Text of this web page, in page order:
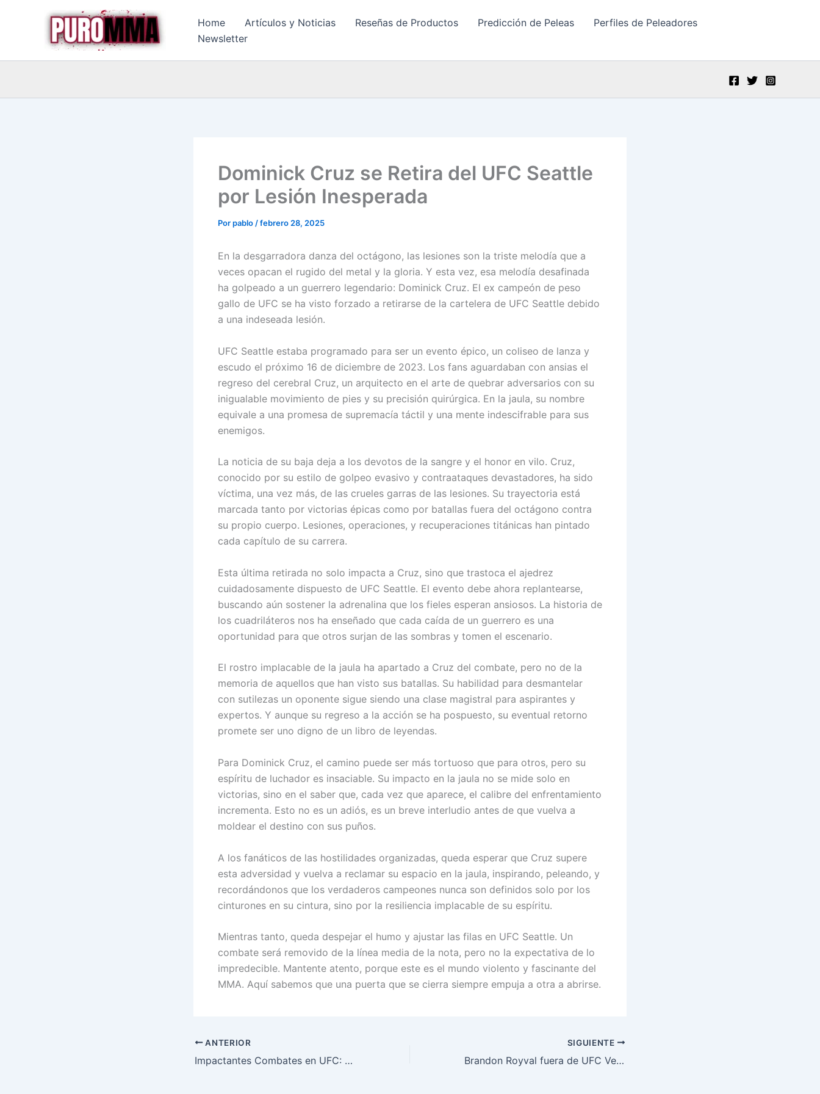
Home Artículos y Noticias Reseñas de Productos Predicción de Peleas
Perfiles de Peleadores
Newsletter
Dominick Cruz se Retira del UFC Seattle
por Lesión Inesperada
Porpablo /febrero 28, 2025
En la desgarradora danza del octágono, las lesiones son la triste melodía que a
veces opacan el rugido del metal y la gloria. Y esta vez, esa melodía desafinada
ha golpeado a un guerrero legendario: Dominick Cruz. El ex campeón de peso
gallo de UFC se ha visto forzado a retirarse de la cartelera de UFC Seattle debido
a una indeseada lesión.
UFC Seattle estaba programado para ser un evento épico, un coliseo de lanza y
escudo el próximo 16 de diciembre de 2023. Los fans aguardaban con ansias el
regreso del cerebral Cruz, un arquitecto en el arte de quebrar adversarios con su
inigualable movimiento de pies y su precisión quirúrgica. En la jaula, su nombre
equivale a una promesa de supremacía táctil y una mente indescifrable para sus
enemigos.
La noticia de su baja deja a los devotos de la sangre y el honor en vilo. Cruz,
conocido por su estilo de golpeo evasivo y contraataques devastadores, ha sido
víctima, una vez más, de las crueles garras de las lesiones. Su trayectoria está
marcada tanto por victorias épicas como por batallas fuera del octágono contra
su propio cuerpo. Lesiones, operaciones, y recuperaciones titánicas han pintado
cada capítulo de su carrera.
Esta última retirada no solo impacta a Cruz, sino que trastoca el ajedrez
cuidadosamente dispuesto de UFC Seattle. El evento debe ahora replantearse,
buscando aún sostener la adrenalina que los fieles esperan ansiosos. La historia de
los cuadriláteros nos ha enseñado que cada caída de un guerrero es una
oportunidad para que otros surjan de las sombras y tomen el escenario.
El rostro implacable de la jaula ha apartado a Cruz del combate, pero no de la
memoria de aquellos que han visto sus batallas. Su habilidad para desmantelar
con sutilezas un oponente sigue siendo una clase magistral para aspirantes y
expertos. Y aunque su regreso a la acción se ha pospuesto, su eventual retorno
promete ser uno digno de un libro de leyendas.
Para Dominick Cruz, el camino puede ser más tortuoso que para otros, pero su
espíritu de luchador es insaciable. Su impacto en la jaula no se mide solo en
victorias, sino en el saber que, cada vez que aparece, el calibre del enfrentamiento
incrementa. Esto no es un adiós, es un breve interludio antes de que vuelva a
moldear el destino con sus puños.
A los fanáticos de las hostilidades organizadas, queda esperar que Cruz supere
esta adversidad y vuelva a reclamar su espacio en la jaula, inspirando, peleando, y
recordándonos que los verdaderos campeones nunca son definidos solo por los
cinturones en su cintura, sino por la resiliencia implacable de su espíritu.
Mientras tanto, queda despejar el humo y ajustar las filas en UFC Seattle. Un
combate será removido de la línea media de la nota, pero no la expectativa de lo
impredecible. Mantente atento, porque este es el mundo violento y fascinante del
MMA. Aquí sabemos que una puerta que se cierra siempre empuja a otra a abrirse.
ANTERIOR
Impactantes Combates en UFC: Destacados Luchadores y Nuevos Retadores
SIGUIENTE
Brandon Royval fuera de UFC Vegas 103: Impacto en la cartelera y ranking